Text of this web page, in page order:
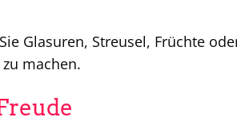
Glasuren, Streusel, Früchte
machen.